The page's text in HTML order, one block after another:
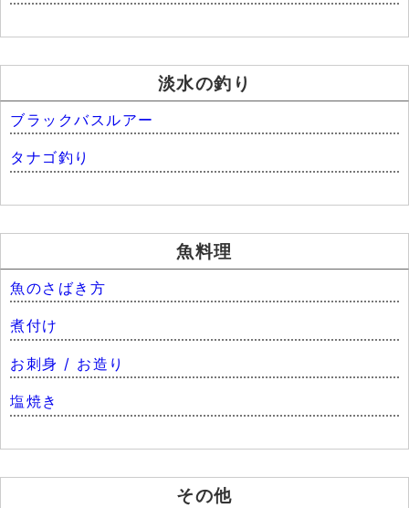
淡水の釣り
ブラックバスルアー
タナゴ釣り
魚料理
魚のさばき方
煮付け
お刺身 / お造り
塩焼き
その他